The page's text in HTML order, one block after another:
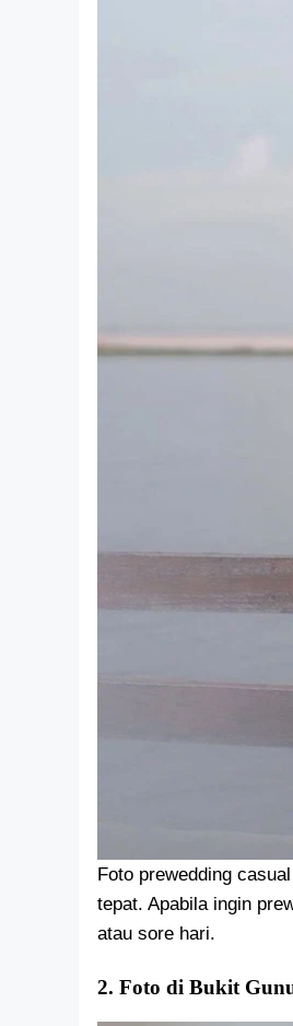
Foto prewedding
tepat. Apabila ingin
atau sore hari.
2. Foto di Bukit